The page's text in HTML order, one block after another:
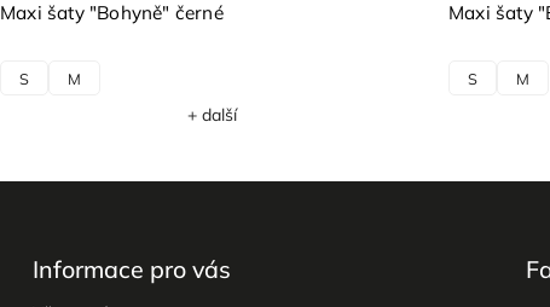
Maxi šaty "Bohyně" černé
S M
+ další
Maxi šaty
S M
Informace pro vás